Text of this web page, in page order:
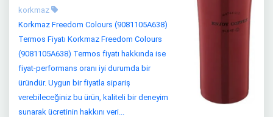
korkmaz
Korkmaz Freedom Colours (9081105A638)
Termos Fiyatı Korkmaz Freedom Colours
(9081105A638) Termos fiyatı hakkında ise
fiyat-performans oranı iyi durumda bir
üründür. Uygun bir fiyatla sipariş
verebileceğiniz bu ürün, kaliteli bir deneyim
sunarak ücretinin hakkını veri...